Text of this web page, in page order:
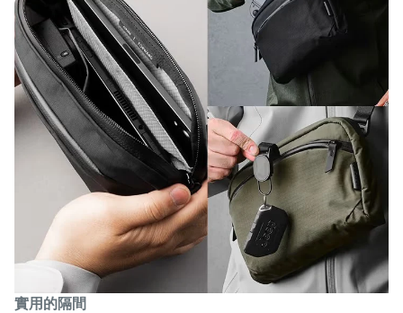
實用的隔間